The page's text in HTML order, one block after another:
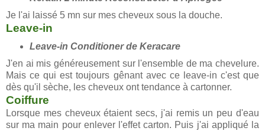
Je l'ai laissé 5 mn sur mes cheveux sous la douche.
Leave-in
Leave-in Conditioner de Keracare
J'en ai mis généreusement sur l'ensemble de ma chevelure.
Mais ce qui est toujours gênant avec ce leave-in c'est que
dès qu'il sèche, les cheveux ont tendance à cartonner.
Coiffure
Lorsque mes cheveux étaient secs, j'ai remis un peu d'eau
sur ma main pour enlever l'effet carton. Puis j'ai appliqué la